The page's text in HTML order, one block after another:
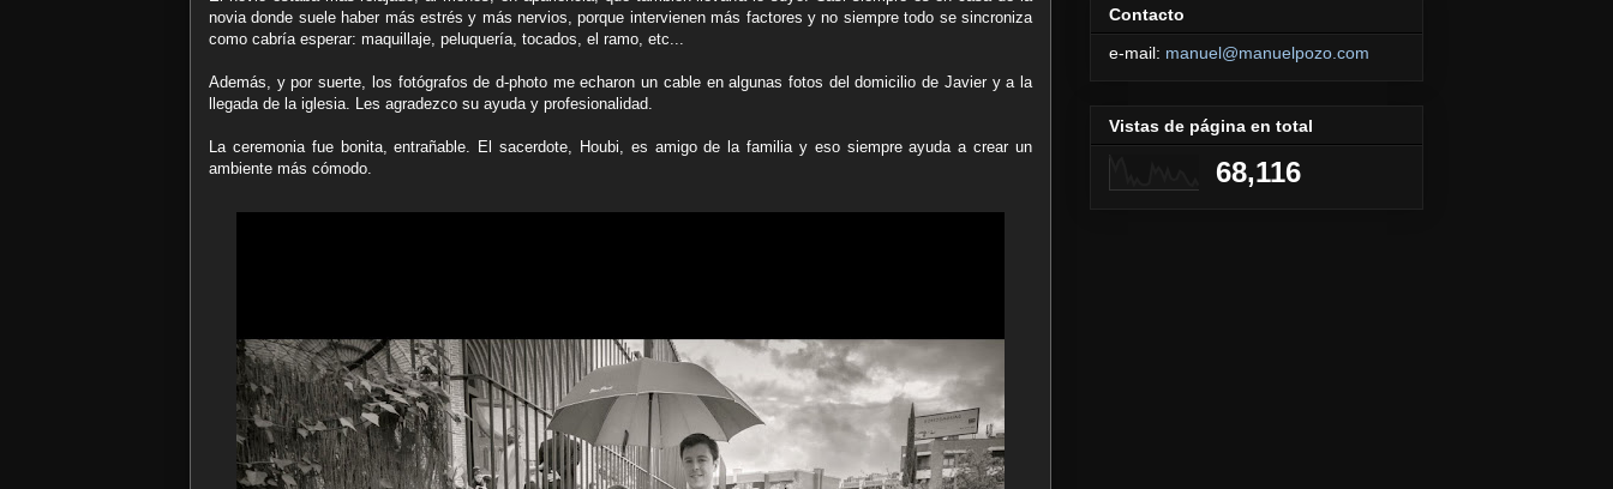
novia donde suele haber más estrés y más nervios, porque intervienen más factores y no siempre todo se sincroniza
como cabría esperar: maquillaje, peluquería, tocados, el ramo, etc...
Además, y por suerte, los fotógrafos de d-photo me echaron un cable en algunas fotos del domicilio de Javier y a la
llegada de la iglesia. Les agradezco su ayuda y profesionalidad.
La ceremonia fue bonita, entrañable. El sacerdote, Houbi, es amigo de la familia y eso siempre ayuda a crear un
ambiente más cómodo.
Contacto
e-mail: manuel@manuelpozo.com
Vistas de página en total
68,116